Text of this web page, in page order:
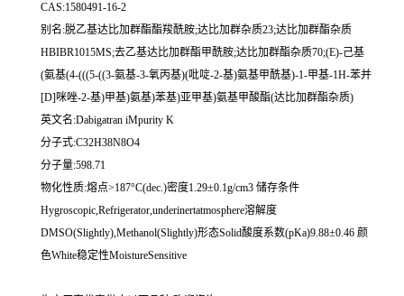
CAS:1580491-16-2
别名:脱乙基达比加群酯酯羧酰胺;达比加群杂质23;达比加群酯杂质
HBIBR1015MS;去乙基达比加群酯甲酰胺;达比加群酯杂质70;(E)-己基
(氨基(4-(((5-((3-氨基-3-氧丙基)(吡啶-2-基)氨基甲酰基)-1-甲基-1H-苯并
[D]咪唑-2-基)甲基)氨基)苯基)亚甲基)氨基甲酸酯(达比加群酯杂质)
英文名:Dabigatran iMpurity K
分子式:C32H38N8O4
分子量:598.71
物化性质:熔点>187°C(dec.)密度1.29±0.1g/cm3 储存条件
Hygroscopic,Refrigerator,underinertatmosphere溶解度
DMSO(Slightly),Methanol(Slightly)形态Solid酸度系数(pKa)9.88±0.46 颜
色White稳定性MoistureSensitive